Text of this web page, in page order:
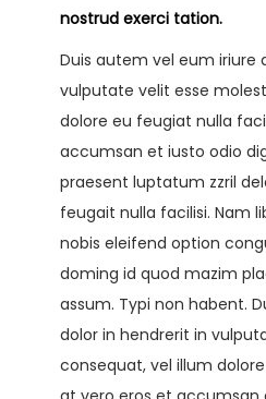
nostrud exerci tation.
Duis autem vel eum iriure
vulputate velit esse
dolore eu feugiat nulla
accumsan et iusto odio
praesent luptatum zzril
feugait nulla facilisi. Nam
nobis eleifend option
doming id quod mazim
assum. Typi non habent.
dolor in hendrerit in
consequat, vel illum